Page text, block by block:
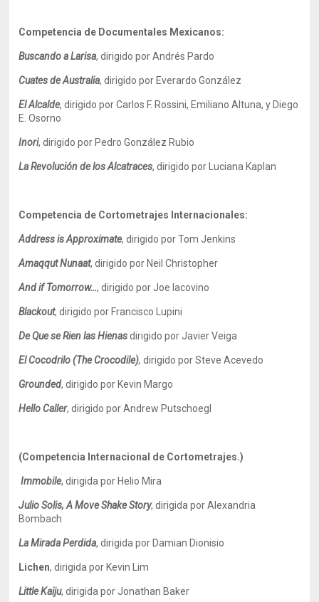
Competencia de Documentales Mexicanos:
Buscando a Larisa, dirigido por Andrés Pardo
Cuates de Australia, dirigido por Everardo González
El Alcalde, dirigido por Carlos F. Rossini, Emiliano Altuna, y Diego
E. Osorno
Inori, dirigido por Pedro González Rubio
La Revolución de los Alcatraces, dirigido por Luciana Kaplan
Competencia de Cortometrajes Internacionales:
Address is Approximate, dirigido por Tom Jenkins
Amaqqut Nunaat, dirigido por Neil Christopher
And if Tomorrow…, dirigido por Joe Iacovino
Blackout, dirigido por Francisco Lupini
De Que se Rien las Hienasdirigido por Javier Veiga
El Cocodrilo (The Crocodile),dirigido por Steve Acevedo
Grounded, dirigido por Kevin Margo
Hello Caller, dirigido por Andrew Putschoegl
(Competencia Internacional de Cortometrajes.)
Immobile, dirigida por Helio Mira
Julio Solis, A Move Shake Story, dirigida por Alexandria
Bombach
La Mirada Perdida, dirigida por Damian Dionisio
Lichen, dirigida por Kevin Lim
Little Kaiju, dirigida por Jonathan Baker